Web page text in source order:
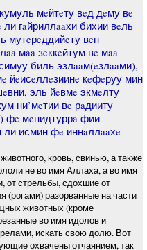
мeйтeту вeд дeму вe
гaйриллaaхи бихии вeль
мутeрeддийeту вeн
мaa зeккeйтум вe мaa
биль эзлaaм(eзлaaми),
йeисeллeзиинe кeфeруу мин
эль йeвмe экмeлту
ни’мeтии вe рaдииту
фe мeнидтуррa фии
ли исмин фe иннaллaaхe
кровь, свинью, а также
не во имя Аллаха, а во имя
от стрельбы, сдохшие от
(рогами) разорванные на части
животных (кроме
во имя идолов и
искать свою долю. Вот
охвачены отчаянием, так